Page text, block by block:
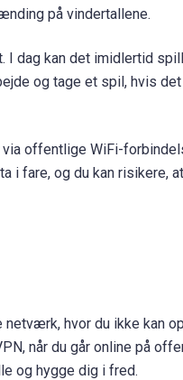
på vindertallene.
I dag kan det imidlertid
og tage et spil, hvis
offentlige WiFi-
i fare, og du kan risikere,
hvor du ikke kan
når du går online på
og hygge dig i fred.